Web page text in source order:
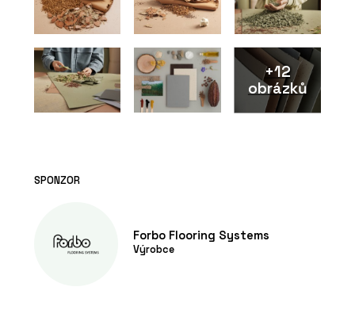
první republiky
+12
obrázků
SPONZOR
Forbo Flooring Systems
Výrobce